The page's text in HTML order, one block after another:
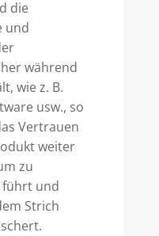
die
und
während
wie z. B.
usw., so
Vertrauen
weiter
zu
führt und
Strich